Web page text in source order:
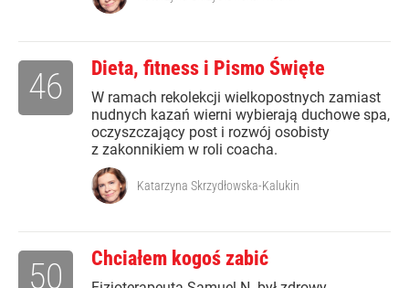
Dieta, fitness i Pismo Święte
W ramach rekolekcji wielkopostnych zamiast
nudnych kazań wierni wybierają duchowe spa,
oczyszczający post i rozwój osobisty
z zakonnikiem w roli coacha.
46
Katarzyna Skrzydłowska-Kalukin
Chciałem kogoś zabić
50